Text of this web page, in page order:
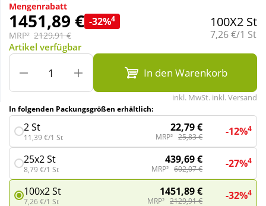
Sport & Fitness
Tierbedarf
Wellness
Mengenrabatt
1451,89 € -32%4
MRP² 2129,91 €
100X2 St
Grundpreis:
7,26 €/1 St
Artikel verfügbar
In den Warenkorb
inkl. MwSt. inkl. Versand
In folgenden Packungsgrößen erhältlich:
2 St
11,39 €/1 St
22,79 €
MRP² 25,83 € -12%4
25x2 St
8,79 €/1 St
439,69 €
MRP² 602,07 € -27%4
100x2 St
7,26 €/1 St
1451,89 €
MRP² 2129,91 € -32%4